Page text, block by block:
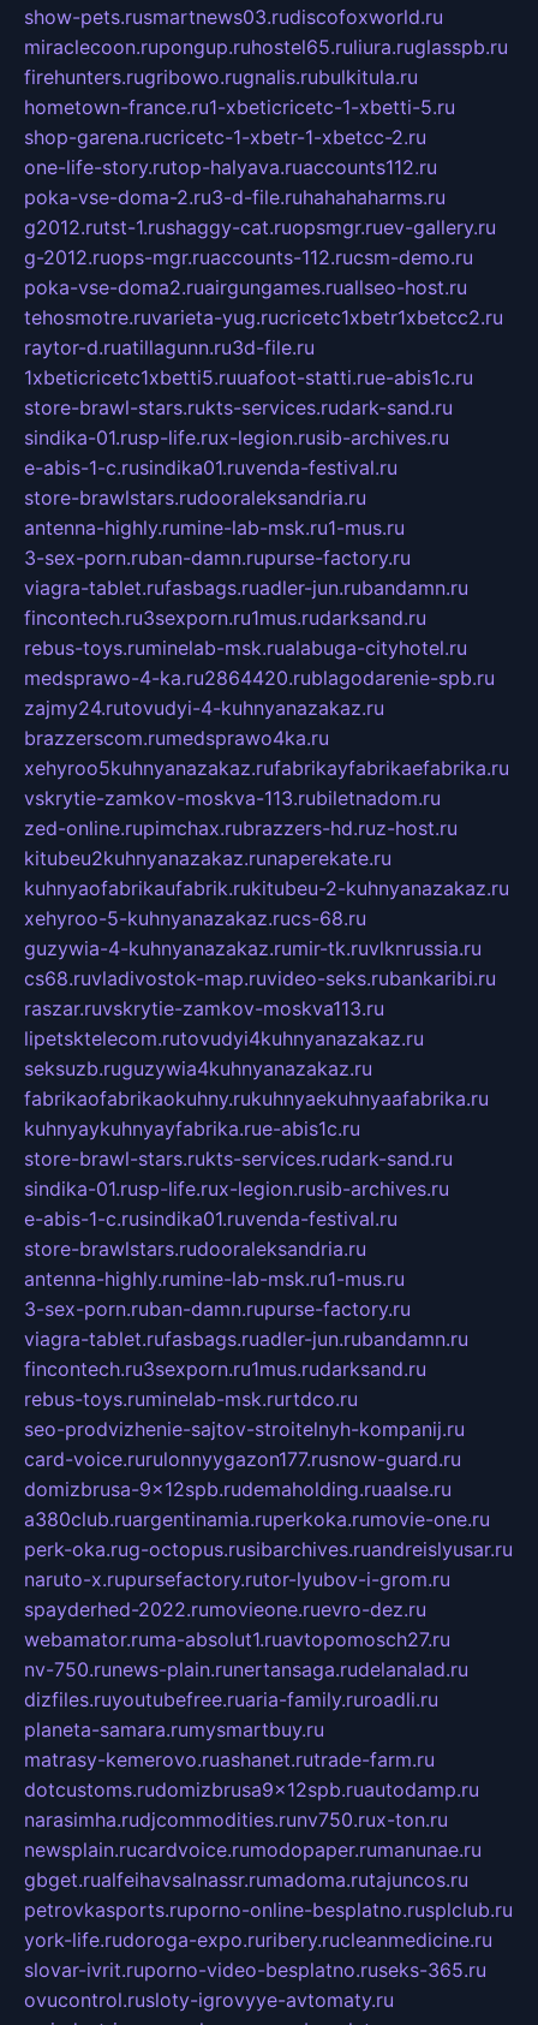
show-pets.rusmartnews03.rudiscofoxworld.ru
miraclecoon.rupongup.ruhostel65.ruliura.ruglasspb.ru
firehunters.rugribowo.rugnalis.rubulkitula.ru
hometown-france.ru1-xbeticricetc-1-xbetti-5.ru
shop-garena.rucricetc-1-xbetr-1-xbetcc-2.ru
one-life-story.rutop-halyava.ruaccounts112.ru
poka-vse-doma-2.ru3-d-file.ruhahahaharms.ru
g2012.rutst-1.rushaggy-cat.ruopsmgr.ruev-gallery.ru
g-2012.ruops-mgr.ruaccounts-112.rucsm-demo.ru
poka-vse-doma2.ruairgungames.ruallseo-host.ru
tehosmotre.ruvarieta-yug.rucricetc1xbetr1xbetcc2.ru
raytor-d.ruatillagunn.ru3d-file.ru
1xbeticricetc1xbetti5.ruuafoot-statti.rue-abis1c.ru
store-brawl-stars.rukts-services.rudark-sand.ru
sindika-01.rusp-life.rux-legion.rusib-archives.ru
e-abis-1-c.rusindika01.ruvenda-festival.ru
store-brawlstars.rudooraleksandria.ru
antenna-highly.rumine-lab-msk.ru1-mus.ru
3-sex-porn.ruban-damn.rupurse-factory.ru
viagra-tablet.rufasbags.ruadler-jun.rubandamn.ru
fincontech.ru3sexporn.ru1mus.rudarksand.ru
rebus-toys.ruminelab-msk.rualabuga-cityhotel.ru
medsprawo-4-ka.ru2864420.rublagodarenie-spb.ru
zajmy24.rutovudyi-4-kuhnyanazakaz.ru
brazzerscom.rumedsprawo4ka.ru
xehyroo5kuhnyanazakaz.rufabrikayfabrikaefabrika.ru
vskrytie-zamkov-moskva-113.rubiletnadom.ru
zed-online.rupimchax.rubrazzers-hd.ruz-host.ru
kitubeu2kuhnyanazakaz.runaperekate.ru
kuhnyaofabrikaufabrik.rukitubeu-2-kuhnyanazakaz.ru
xehyroo-5-kuhnyanazakaz.rucs-68.ru
guzywia-4-kuhnyanazakaz.rumir-tk.ruvlknrussia.ru
cs68.ruvladivostok-map.ruvideo-seks.rubankaribi.ru
raszar.ruvskrytie-zamkov-moskva113.ru
lipetsktelecom.rutovudyi4kuhnyanazakaz.ru
seksuzb.ruguzywia4kuhnyanazakaz.ru
fabrikaofabrikaokuhny.rukuhnyaekuhnyaafabrika.ru
kuhnyaykuhnyayfabrika.rue-abis1c.ru
store-brawl-stars.rukts-services.rudark-sand.ru
sindika-01.rusp-life.rux-legion.rusib-archives.ru
e-abis-1-c.rusindika01.ruvenda-festival.ru
store-brawlstars.rudooraleksandria.ru
antenna-highly.rumine-lab-msk.ru1-mus.ru
3-sex-porn.ruban-damn.rupurse-factory.ru
viagra-tablet.rufasbags.ruadler-jun.rubandamn.ru
fincontech.ru3sexporn.ru1mus.rudarksand.ru
rebus-toys.ruminelab-msk.rurtdco.ru
seo-prodvizhenie-sajtov-stroitelnyh-kompanij.ru
card-voice.rurulonnyygazon177.rusnow-guard.ru
domizbrusa-9x12spb.rudemaholding.ruaalse.ru
a380club.ruargentinamia.ruperkoka.rumovie-one.ru
perk-oka.rug-octopus.rusibarchives.ruandreislyusar.ru
naruto-x.rupursefactory.rutor-lyubov-i-grom.ru
spayderhed-2022.rumovieone.ruevro-dez.ru
webamator.ruma-absolut1.ruavtopomosch27.ru
nv-750.runews-plain.runertansaga.rudelanalad.ru
dizfiles.ruyoutubefree.ruaria-family.ruroadli.ru
planeta-samara.rumysmartbuy.ru
matrasy-kemerovo.ruashanet.rutrade-farm.ru
dotcustoms.rudomizbrusa9x12spb.ruautodamp.ru
narasimha.rudjcommodities.runv750.rux-ton.ru
newsplain.rucardvoice.rumodopaper.rumanunae.ru
gbget.rualfeihavsalnassr.rumadoma.rutajuncos.ru
petrovkasports.ruporno-online-besplatno.rusplclub.ru
york-life.rudoroga-expo.ruribery.rucleanmedicine.ru
slovar-ivrit.ruporno-video-besplatno.ruseks-365.ru
ovucontrol.rusloty-igrovyye-avtomaty.ru